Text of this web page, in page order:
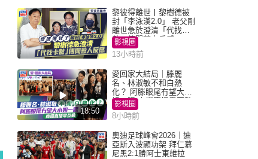
黎彼得離世丨黎樹德被
封「李泳漢2.0」 老父剛
離世急於澄清「代找卡
數」傳聞惹人反感
影視圈
13小時前
18:50
愛回家大結局｜滕麗
名、林淑敏不和白熱
化？ 阿滕眼尾冇望大小
姐一眼 商場直播零互動
影視圈
8小時前
奧迪足球峰會2026｜迪
亞斯入波顯功架 拜仁慕
尼黑2:1勝阿士東維拉